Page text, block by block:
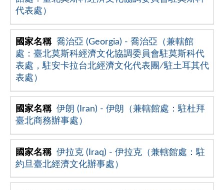
代表處）
喬治亞 (Georgia) - 喬治亞（兼轄館
處：臺北莫斯科經濟文化協調委員會駐莫斯科代
表處，駐安卡拉台北經濟文化代表團∕駐土耳其代
表處）
伊朗 (Iran) - 伊朗（兼轄館處：駐杜拜
臺北商務辦事處）
伊拉克 (Iraq) - 伊拉克（兼轄館處：駐
約旦臺北經濟文化辦事處）